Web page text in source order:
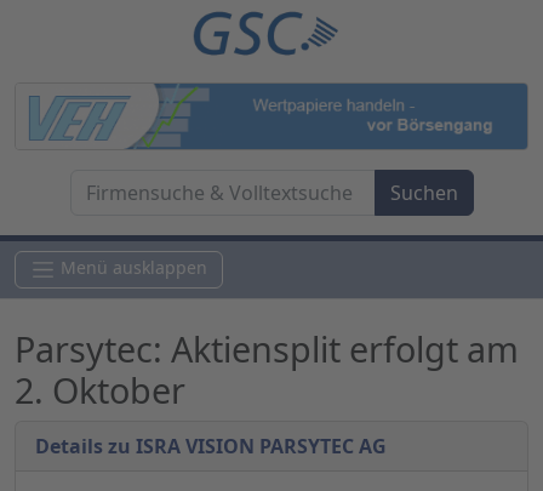
Menü ausklappen
Parsytec: Aktiensplit erfolgt am
2. Oktober
Details zu ISRA VISION PARSYTEC AG